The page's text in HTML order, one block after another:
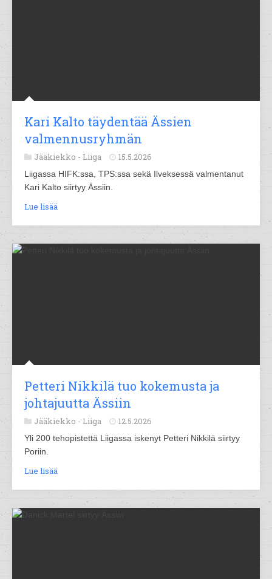
Kari Kalto täydentää Ässien
valmennusryhmän
Jääkiekko - Liiga 15.5.2026
Liigassa HIFK:ssa, TPS:ssa sekä Ilveksessä valmentanut
Kari Kalto siirtyy Ässiin.
Lue lisää
Petteri Nikkilä tuo kokemusta ja
johtajuutta Ässiin
Jääkiekko - Liiga 12.5.2026
Yli 200 tehopistettä Liigassa iskenyt Petteri Nikkilä siirtyy
Poriin.
Lue lisää